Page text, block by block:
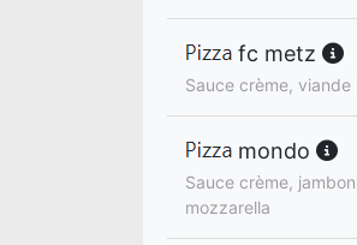
fc metz
Sauce crème,
mondo
Sauce crème,
mozzarella